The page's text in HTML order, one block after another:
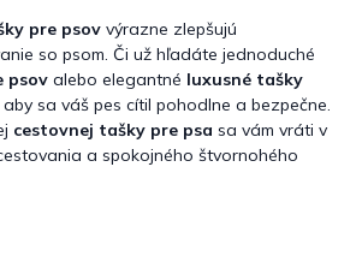
pre psov výrazne zlepšujú
so psom. Či už hľadáte jednoduché
psov alebo elegantné luxusné tašky
sa váš pes cítil pohodlne a bezpečne.
cestovnej tašky pre psa sa vám vráti v
a spokojného štvornohého